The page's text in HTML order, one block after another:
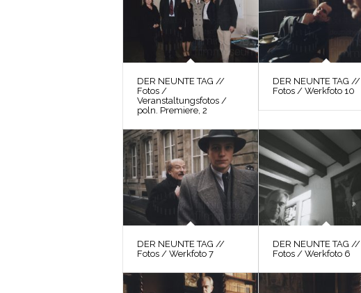
DER NEUNTE TAG //
Fotos /
Veranstaltungsfotos /
poln. Premiere, 2
DER NEUNTE TAG //
Fotos / Werkfoto 10
DER NEUNTE TAG //
Fotos / Werkfoto 7
DER NEUNTE TAG //
Fotos / Werkfoto 6